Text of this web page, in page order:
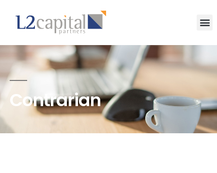
Contrarian